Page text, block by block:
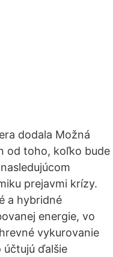
dodala Možná
od toho, koľko bude
prejavmi krízy.
a hybridné
energie, vo
vykurovanie
účtujú ďalšie